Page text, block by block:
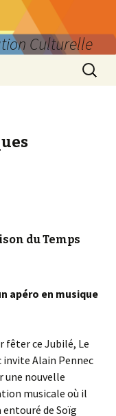
Culturelle
du Temps
apéro en musique
fêter ce Jubilé, Le
invite Alain Pennec
une nouvelle
musicale où il
entouré de Soïg